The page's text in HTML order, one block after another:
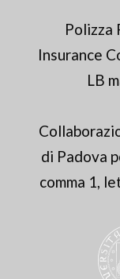
Polizza
Insurance
LB
di Padova
comma 1,